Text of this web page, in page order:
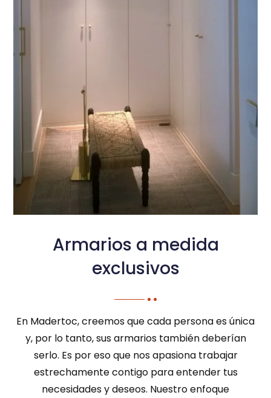
Armarios a medida
exclusivos
En Madertoc, creemos que cada persona es única
y, por lo tanto, sus armarios también deberían
serlo. Es por eso que nos apasiona trabajar
estrechamente contigo para entender tus
necesidades y deseos. Nuestro enfoque